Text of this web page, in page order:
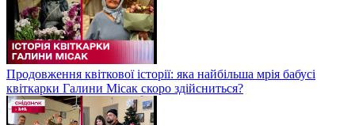
Продовження квіткової історії: яка найбільша мрія бабусі
квіткарки Галини Місак скоро здійсниться?